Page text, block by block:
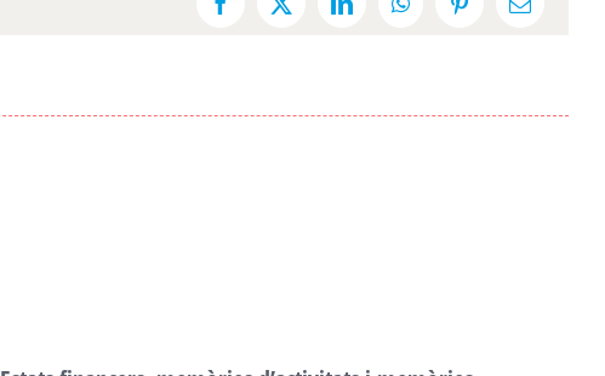
Facebook
X LinkedInWhatsAppPinterestEmail: